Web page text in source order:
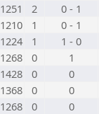
1251 2
0 - 1
1210 1
0 - 1
1224 1
1 - 0
1268 0
1
1428 0
0
1368 0
0
1268 0
0